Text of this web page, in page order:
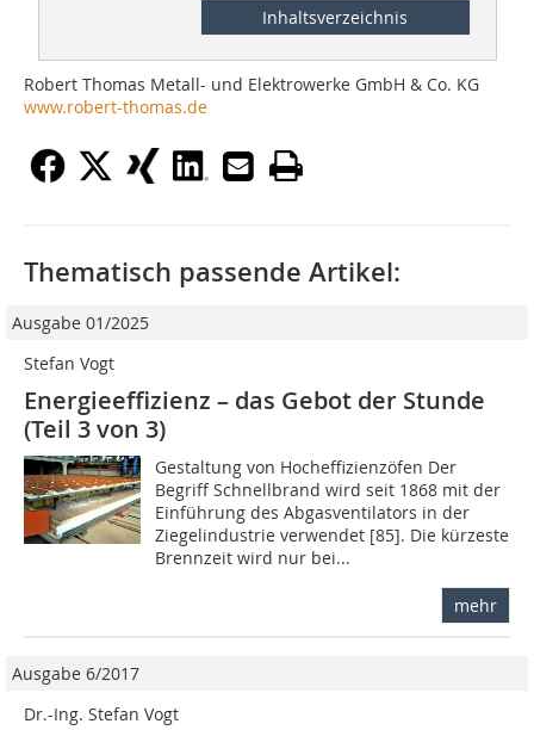
Inhaltsverzeichnis
Robert Thomas Metall- und Elektrowerke GmbH & Co. KG
www.robert-thomas.de
Thematisch passende Artikel:
Ausgabe 01/2025
Stefan Vogt
Energieeffizienz – das Gebot der Stunde
(Teil 3 von 3)
Gestaltung von Hocheffizienzöfen Der
Begriff Schnellbrand wird seit 1868 mit der
Einführung des Abgasventilators in der
Ziegelindustrie verwendet [85]. Die kürzeste
Brennzeit wird nur bei...
mehr
Ausgabe 6/2017
Dr.-Ing. Stefan Vogt